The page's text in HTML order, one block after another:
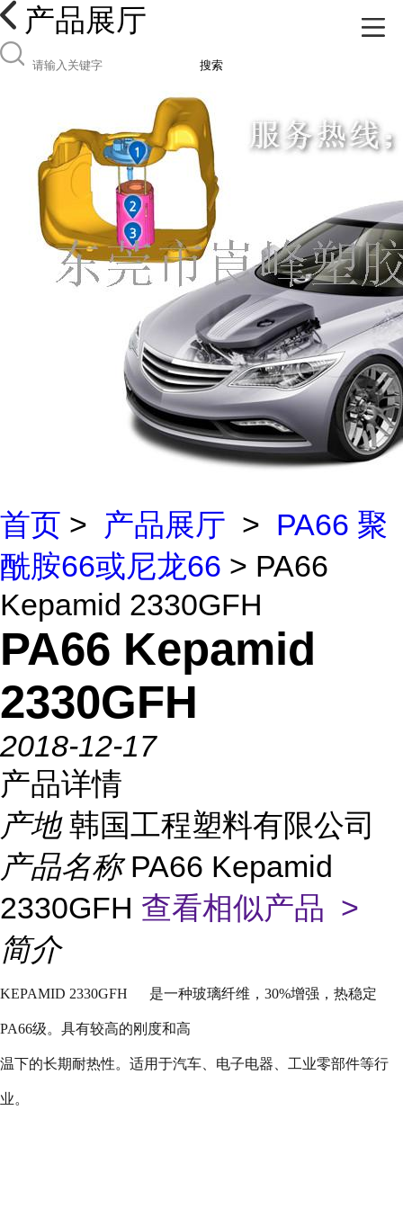
产品展厅
搜索
首页 > 产品展厅 > PA66 聚
酰胺66或尼龙66 > PA66
Kepamid 2330GFH
PA66 Kepamid
2330GFH
2018-12-17
产品详情
产地 韩国工程塑料有限公司
产品名称PA66 Kepamid
2330GFH 查看相似产品 >
简介
KEPAMID 2330GFH 是一种玻璃纤维， 30%增强，热稳定
PA66级。具有较高的刚度和高
温下的长期耐热性。适用于汽车、电子电器、工业零部件等行
业。